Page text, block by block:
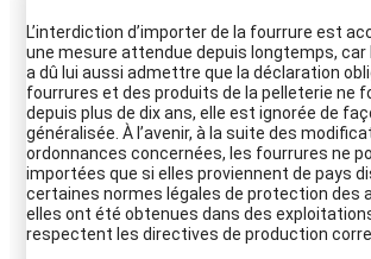
L’interdiction d’importer de la fourrure est
une mesure attendue depuis longtemps, car
a dû lui aussi admettre que la déclaration
fourrures et des produits de la pelleterie ne
depuis plus de dix ans, elle est ignorée de
généralisée. À l’avenir, à la suite des
ordonnances concernées, les fourrures ne
importées que si elles proviennent de pays
certaines normes légales de protection des
elles ont été obtenues dans des
respectent les directives de production